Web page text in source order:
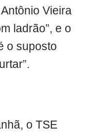
Vieira
ladrão”, e o
o suposto
o TSE